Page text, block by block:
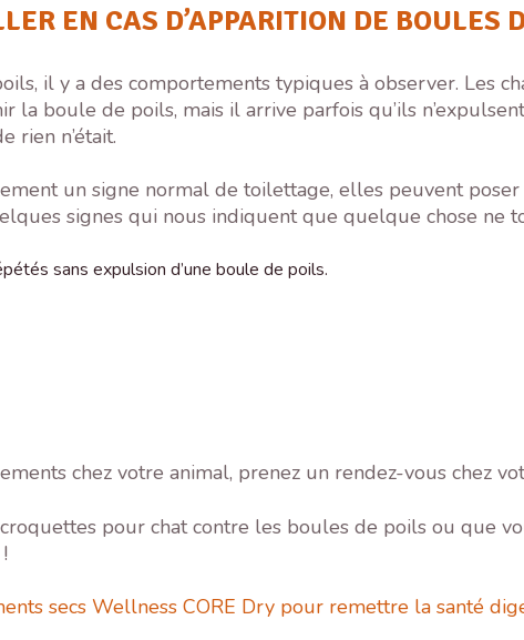
EN CAS D’APPARITION DE BOULES
il y a des comportements typiques à observer. Les
la boule de poils, mais il arrive parfois qu’ils
rien n’était.
un signe normal de toilettage, elles peuvent
signes qui nous indiquent que quelque chose ne
sans expulsion d’une boule de poils.
chez votre animal, prenez un rendez-vous chez
croquettes pour chat contre les boules de poils ou que
secs Wellness CORE Dry pour remettre la santé